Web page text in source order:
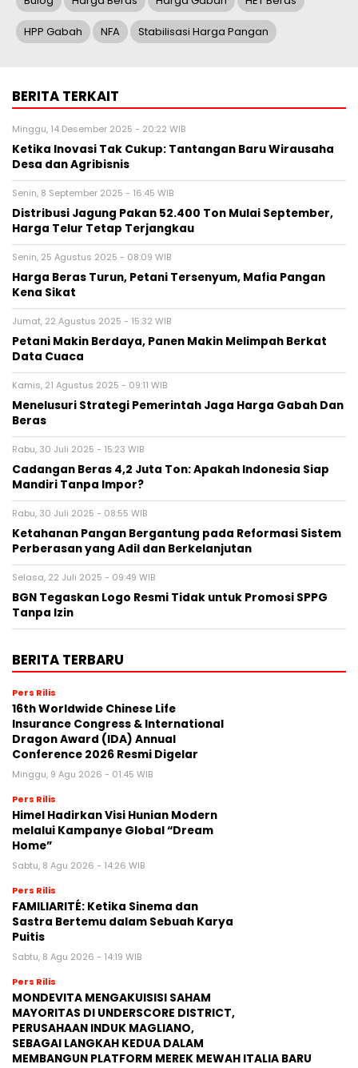
HPP Gabah NFA Stabilisasi Harga Pangan
BERITA TERKAIT
Minggu, 14 Desember 2025 - 20:22 WIB
Ketika Inovasi Tak Cukup: Tantangan Baru Wirausaha
Desa dan Agribisnis
Senin, 8 September 2025 - 16:45 WIB
Distribusi Jagung Pakan 52.400 Ton Mulai September,
Harga Telur Tetap Terjangkau
Senin, 25 Agustus 2025 - 08:09 WIB
Harga Beras Turun, Petani Tersenyum, Mafia Pangan
Kena Sikat
Jumat, 22 Agustus 2025 - 15:32 WIB
Petani Makin Berdaya, Panen Makin Melimpah Berkat
Data Cuaca
Kamis, 21 Agustus 2025 - 09:11 WIB
Menelusuri Strategi Pemerintah Jaga Harga Gabah Dan
Beras
Rabu, 30 Juli 2025 - 15:23 WIB
Cadangan Beras 4,2 Juta Ton: Apakah Indonesia Siap
Mandiri Tanpa Impor?
Rabu, 30 Juli 2025 - 08:55 WIB
Ketahanan Pangan Bergantung pada Reformasi Sistem
Perberasan yang Adil dan Berkelanjutan
Selasa, 22 Juli 2025 - 09:49 WIB
BGN Tegaskan Logo Resmi Tidak untuk Promosi SPPG
Tanpa Izin
BERITA TERBARU
Pers Rilis
16th Worldwide Chinese Life
Insurance Congress & International
Dragon Award (IDA) Annual
Conference 2026 Resmi Digelar
Minggu, 9 Agu 2026 - 01:45 WIB
Pers Rilis
Himel Hadirkan Visi Hunian Modern
melalui Kampanye Global “Dream
Home”
Sabtu, 8 Agu 2026 - 14:26 WIB
Pers Rilis
FAMILIARITÉ: Ketika Sinema dan
Sastra Bertemu dalam Sebuah Karya
Puitis
Sabtu, 8 Agu 2026 - 14:19 WIB
Pers Rilis
MONDEVITA MENGAKUISISI SAHAM
MAYORITAS DI UNDERSCORE DISTRICT,
PERUSAHAAN INDUK MAGLIANO,
SEBAGAI LANGKAH KEDUA DALAM
MEMBANGUN PLATFORM MEREK MEWAH ITALIA BARU